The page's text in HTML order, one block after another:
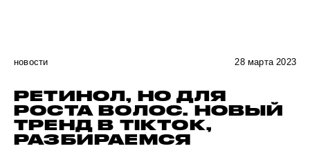
новости 28 марта 2023
РЕТИНОЛ, НО ДЛЯ
РОСТА ВОЛОС. НОВЫЙ
ТРЕНД В TIKTOK,
РАЗБИРАЕМСЯ